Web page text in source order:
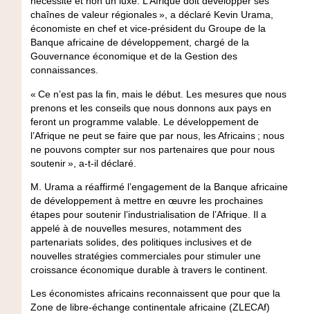
chaînes de valeur régionales », a déclaré Kevin Urama,
économiste en chef et vice-président du Groupe de la
Banque africaine de développement, chargé de la
Gouvernance économique et de la Gestion des
connaissances.
« Ce n’est pas la fin, mais le début. Les mesures que nous
prenons et les conseils que nous donnons aux pays en
feront un programme valable. Le développement de
l’Afrique ne peut se faire que par nous, les Africains ; nous
ne pouvons compter sur nos partenaires que pour nous
soutenir », a-t-il déclaré.
M. Urama a réaffirmé l’engagement de la Banque africaine
de développement à mettre en œuvre les prochaines
étapes pour soutenir l’industrialisation de l’Afrique. Il a
appelé à de nouvelles mesures, notamment des
partenariats solides, des politiques inclusives et de
nouvelles stratégies commerciales pour stimuler une
croissance économique durable à travers le continent.
Les économistes africains reconnaissent que pour que la
Zone de libre-échange continentale africaine (ZLECAf)